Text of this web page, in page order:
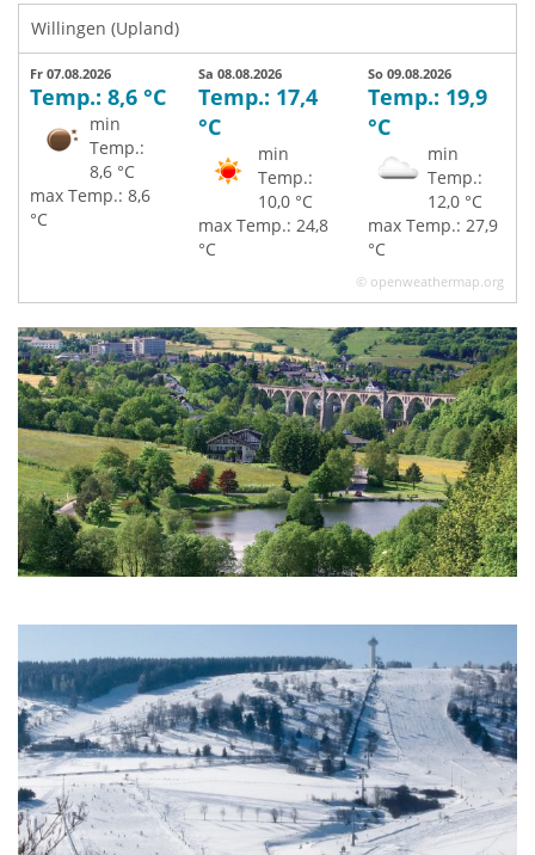
Willingen (Upland)
Fr 07.08.2026
Temp.: 8,6 °C
min
Temp.:
8,6 °C
max Temp.: 8,6
°C
Sa 08.08.2026
Temp.: 17,4
°C
min
Temp.:
10,0 °C
max Temp.: 24,8
°C
So 09.08.2026
Temp.: 19,9
°C
min
Temp.:
12,0 °C
max Temp.: 27,9
°C
© openweathermap.org